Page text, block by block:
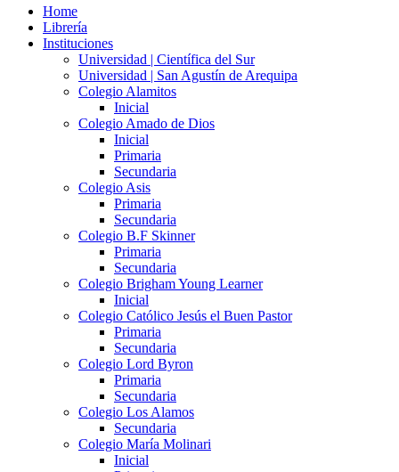
Home
Librería
Instituciones
Universidad | Científica del Sur
Universidad | San Agustín de Arequipa
Colegio Alamitos
Inicial
Colegio Amado de Dios
Inicial
Primaria
Secundaria
Colegio Asis
Primaria
Secundaria
Colegio B.F Skinner
Primaria
Secundaria
Colegio Brigham Young Learner
Inicial
Colegio Católico Jesús el Buen Pastor
Primaria
Secundaria
Colegio Lord Byron
Primaria
Secundaria
Colegio Los Alamos
Secundaria
Colegio María Molinari
Inicial